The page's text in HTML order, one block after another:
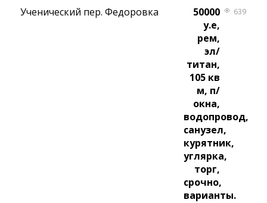
Ученический пер. Федоровка
50000
у.е,
рем,
эл/
титан,
105 кв
м, п/
окна,
водопровод,
санузел,
курятник,
углярка,
торг,
срочно,
варианты.
639